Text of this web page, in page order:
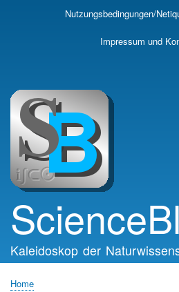
Skip
main
Nutzungsbedingungen/
Impressum und
Kaleidoskop der
Home